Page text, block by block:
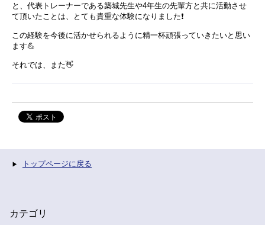
と、代表トレーナーである築城先生や4年生の先輩方と共に活動させ
て頂いたことは、とても貴重な体験になりました❗️
この経験を今後に活かせられるように精一杯頑張っていきたいと思い
ます💪
それでは、また👋
トップページに戻る
カテゴリ